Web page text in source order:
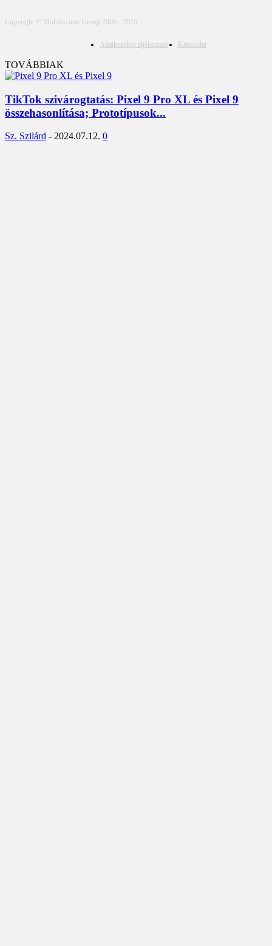
Copyright © Mobilissimo Group 2006 - 2026
Adatkezelési tájékoztató Kapcsolat
TOVÁBBIAK
TikTok szivárogtatás: Pixel 9 Pro XL és Pixel 9
összehasonlítása; Prototípusok...
Sz. Szilárd - 2024.07.12. 0